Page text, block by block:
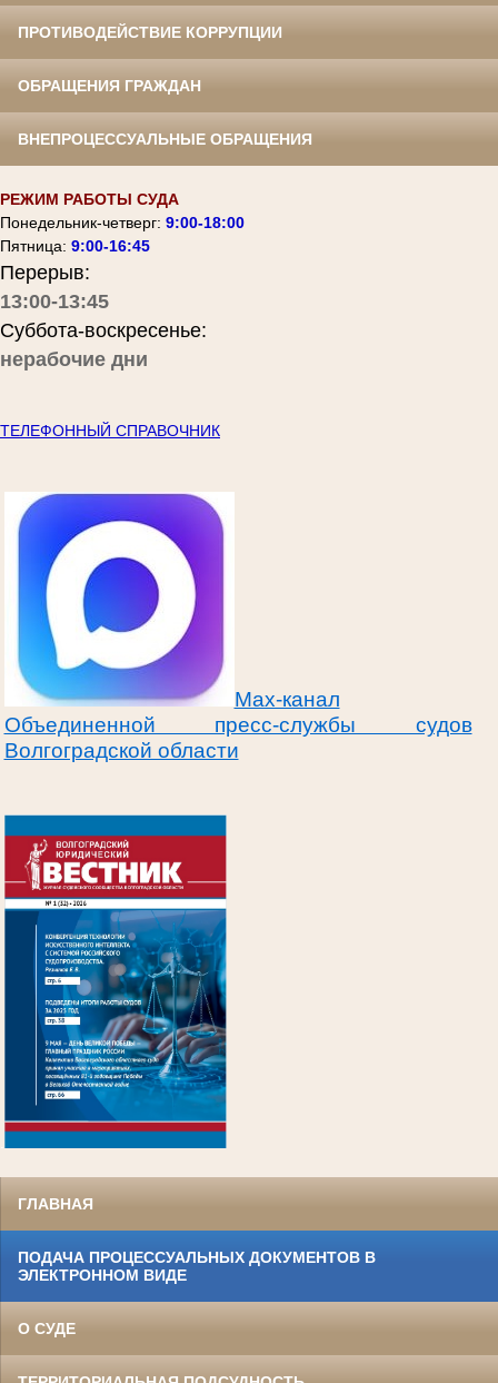
ПРОТИВОДЕЙСТВИЕ КОРРУПЦИИ
ОБРАЩЕНИЯ ГРАЖДАН
ВНЕПРОЦЕССУАЛЬНЫЕ ОБРАЩЕНИЯ
РЕЖИМ РАБОТЫ СУДА
Понедельник-четверг: 9:00-18:00
Пятница: 9:00-16:45
Перерыв:
13:00-13:45
Суббота-воскресенье:
нерабочие дни
ТЕЛЕФОННЫЙ СПРАВОЧНИК
Max-канал
Объединенной пресс-службы судов
Волгоградской области
ГЛАВНАЯ
ПОДАЧА ПРОЦЕССУАЛЬНЫХ ДОКУМЕНТОВ В
ЭЛЕКТРОННОМ ВИДЕ
О СУДЕ